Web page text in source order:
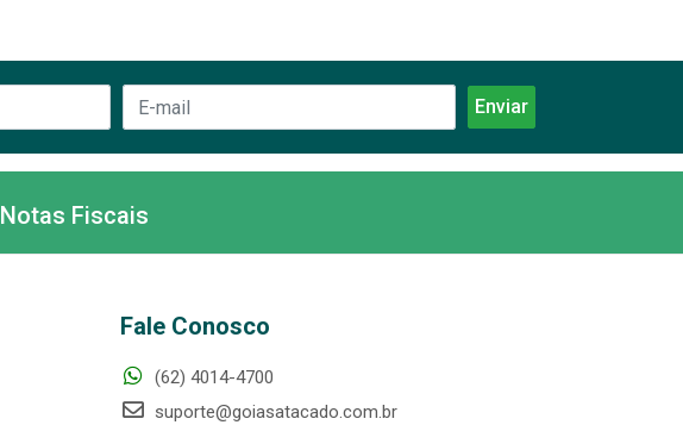
Notas Fiscais
Fale Conosco
(62) 4014-4700
suporte@goiasatacado.com.br